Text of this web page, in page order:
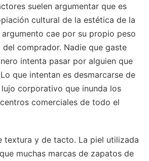
suelen argumentar que es
cultural de la estética de la
cae por su propio peso
comprador. Nadie que gaste
intenta pasar por alguien que
que intentan es desmarcarse de
corporativo que inunda los
comerciales de todo el
textura y de tacto. La piel utilizada
muchas marcas de zapatos de